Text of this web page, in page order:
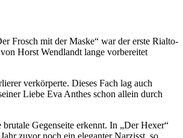
Frosch mit der Maske“ war der erste Rialto-
Horst Wendlandt lange vorbereitet
verkörperte. Dieses Fach lag auch
Liebe Eva Anthes schon allein durch
Gegenseite erkennt. In „Der Hexer“
zuvor noch ein eleganter Narzisst, so